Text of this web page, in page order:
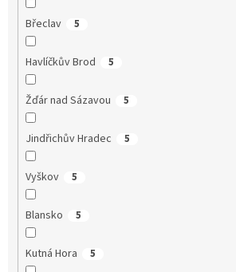
Břeclav 5
Havlíčkův Brod 5
Žďár nad Sázavou 5
Jindřichův Hradec 5
Vyškov 5
Blansko 5
Kutná Hora 5